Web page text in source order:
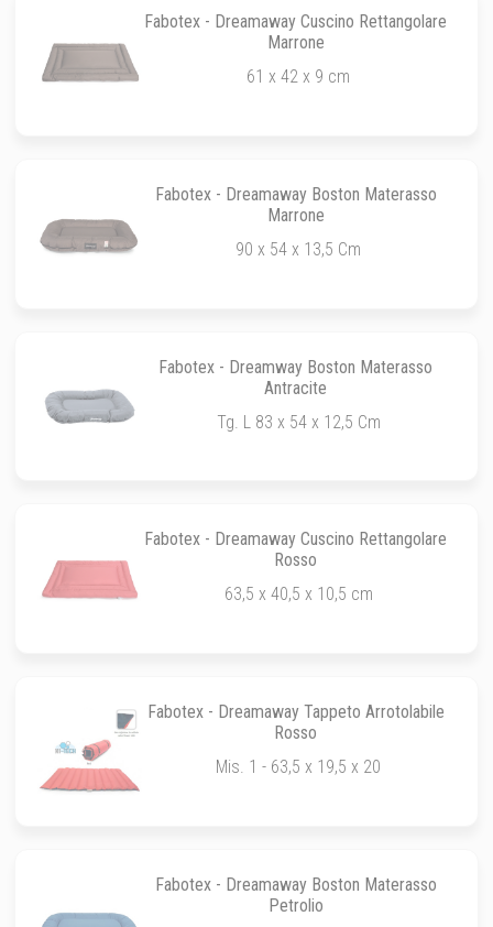
Fabotex - Dreamaway Cuscino Rettangolare
Marrone
61 x 42 x 9 cm
Fabotex - Dreamaway Boston Materasso
Marrone
90 x 54 x 13,5 Cm
Fabotex - Dreamway Boston Materasso
Antracite
Tg. L 83 x 54 x 12,5 Cm
Fabotex - Dreamaway Cuscino Rettangolare
Rosso
63,5 x 40,5 x 10,5 cm
Fabotex - Dreamaway Tappeto Arrotolabile
Rosso
Mis. 1 - 63,5 x 19,5 x 20
Fabotex - Dreamaway Boston Materasso
Petrolio